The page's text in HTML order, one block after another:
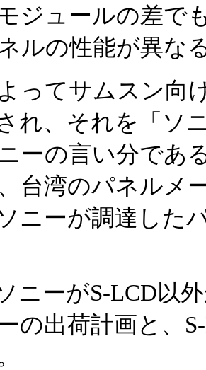
ジュールの差で
ルの性能が異な
ってサムスン向
れ、それを「ソ
ーの言い分であ
台湾のパネルメ
ニーが調達した
ニーがS-LCD以
の出荷計画と、